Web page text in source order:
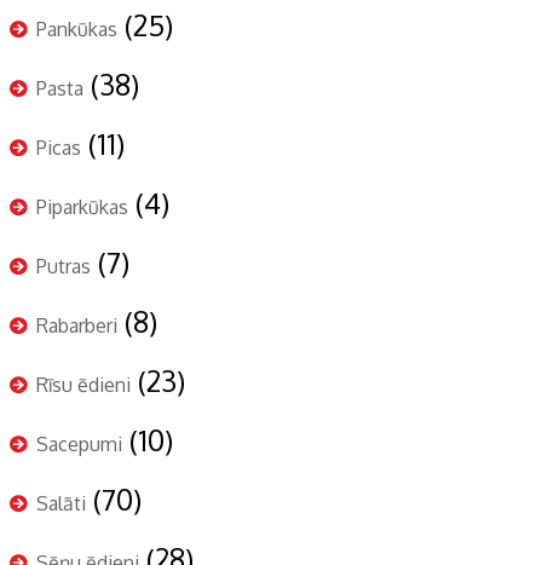
Pankūkas (25)
Pasta (38)
Picas (11)
Piparkūkas (4)
Putras (7)
Rabarberi (8)
Rīsu ēdieni (23)
Sacepumi (10)
Salāti (70)